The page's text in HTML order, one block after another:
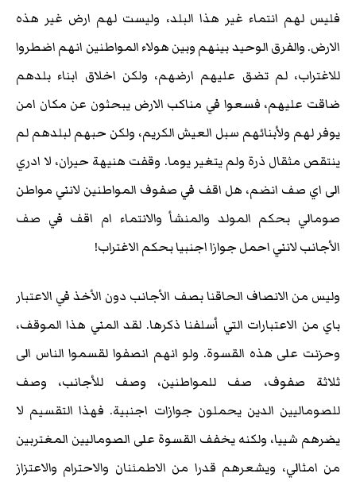
فليس لهم انتماء غير هذا البلد، وليست لهم ارض غير هذه
الارض. والفرق الوحيد بينهم وبين هولاء المواطنين انهم اضطروا
للاغتراب، لم تضق عليهم ارضهم، ولكن اخلاق ابناء بلدهم
ضاقت عليهم، فسعوا في مناكب الارض يبحثون عن مكان امن
يوفر لهم ولأبنائهم سبل العيش الكريم، ولكن حبهم لبلدهم لم
ينتقص مثقال ذرة ولم يتغير يوما. وقفت هنيهة حيران، لا ادري
الى اي صف انضم، هل اقف في صفوف المواطنين لانني مواطن
صومالي بحكم المولد والمنشأ والانتماء ام اقف في صف
الأجانب لانني احمل جوازا اجنبيا بحكم الاغتراب!
وليس من الانصاف الحاقنا بصف الأجانب دون الأخذ في الاعتبار
باي من الاعتبارات التي أسلفنا ذكرها. لقد المني هذا الموقف،
وحزنت على هذه القسوة. ولو انهم انصفوا لقسموا الناس الى
ثلاثة صفوف، صف للمواطنين، وصف للأجانب، وصف
للصوماليين الدين يحملون جوازات اجنبية. فهذا التقسيم لا
يضرهم شييا، ولكنه يخفف القسوة على الصوماليين المغتربين
من امثالي، ويشعرهم قدرا من الاطمئنان والاحترام والاعتزاز